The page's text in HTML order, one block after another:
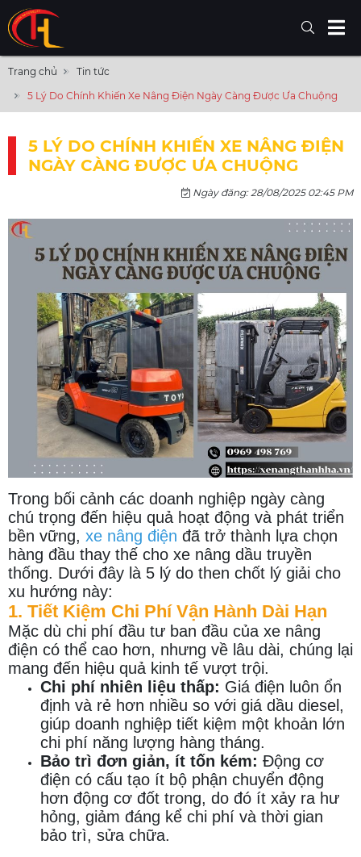
Trang chủ
Tin tức
5 Lý Do Chính Khiến Xe Nâng Điện Ngày Càng Được Ưa Chuộng
5 LÝ DO CHÍNH KHIẾN XE NÂNG ĐIỆN
NGÀY CÀNG ĐƯỢC ƯA CHUỘNG
Ngày đăng: 28/08/2025 02:45 PM
Trong bối cảnh các doanh nghiệp ngày càng
chú trọng đến hiệu quả hoạt động và phát triển
bền vững, xe nâng điện đã trở thành lựa chọn
hàng đầu thay thế cho xe nâng dầu truyền
thống. Dưới đây là 5 lý do then chốt lý giải cho
xu hướng này:
1. Tiết Kiệm Chi Phí Vận Hành Dài Hạn
Mặc dù chi phí đầu tư ban đầu của xe nâng
điện có thể cao hơn, nhưng về lâu dài, chúng lại
mang đến hiệu quả kinh tế vượt trội.
Chi phí nhiên liệu thấp: Giá điện luôn ổn
định và rẻ hơn nhiều so với giá dầu diesel,
giúp doanh nghiệp tiết kiệm một khoản lớn
chi phí năng lượng hàng tháng.
Bảo trì đơn giản, ít tốn kém: Động cơ
điện có cấu tạo ít bộ phận chuyển động
hơn động cơ đốt trong, do đó ít xảy ra hư
hỏng, giảm đáng kể chi phí và thời gian
bảo trì, sửa chữa.